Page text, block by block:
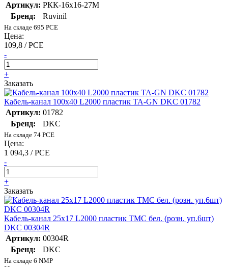
Артикул: РКК-16х16-27М
Бренд:
Ruvinil
На складе 695 PCE
Цена:
109,8 / PCE
-
+
Заказать
Кабель-канал 100х40 L2000 пластик TA-GN DKC 01782
Артикул: 01782
Бренд:
DKC
На складе 74 PCE
Цена:
1 094,3 / PCE
-
+
Заказать
Кабель-канал 25х17 L2000 пластик TMC бел. (розн. уп.6шт)
DKC 00304R
Артикул: 00304R
Бренд:
DKC
На складе 6 NMP